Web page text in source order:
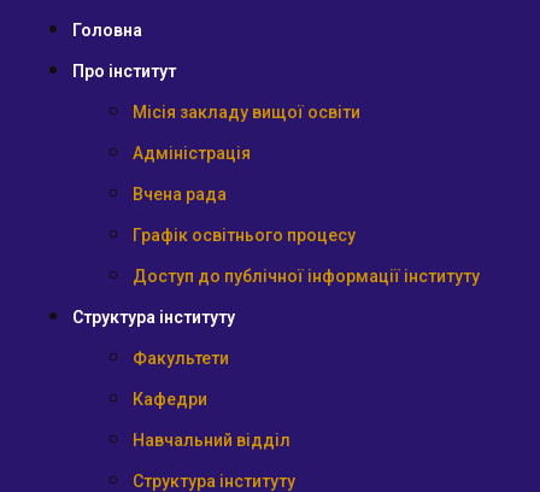
Головна
Про інститут
Місія закладу вищої освіти
Адміністрація
Вчена рада
Графік освітнього процесу
Доступ до публічної інформації інституту
Структура інституту
Факультети
Кафедри
Навчальний відділ
Структура інституту